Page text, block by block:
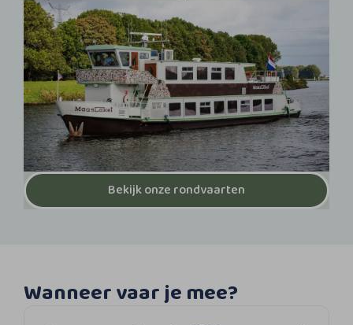
Bekijk onze rondvaarten
Wanneer vaar je mee?